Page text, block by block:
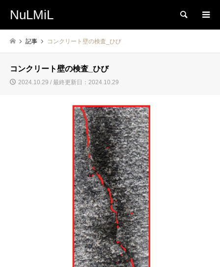
NuLMiL 検索
記事 コンクリート壁の検査_ひび
コンクリート壁の検査_ひび
2024.10.29 / 最終更新日：2024.10.29